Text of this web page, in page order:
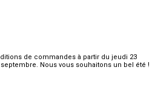
de commandes à partir du jeudi 23
Nous vous souhaitons un bel été !